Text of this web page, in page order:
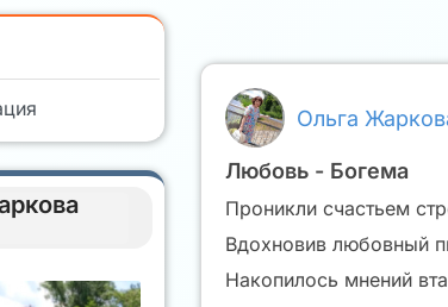
Ольга
Любовь - Богема
Проникли счастьем
Вдохновив любовный
Накопилось мнений